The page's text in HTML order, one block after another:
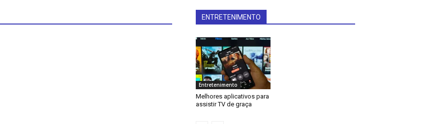
ENTRETENIMENTO
Entretenimento
Melhores aplicativos para
assistir TV de graça